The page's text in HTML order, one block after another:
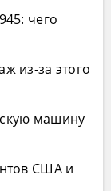
чего
из-за этого
машину
США и